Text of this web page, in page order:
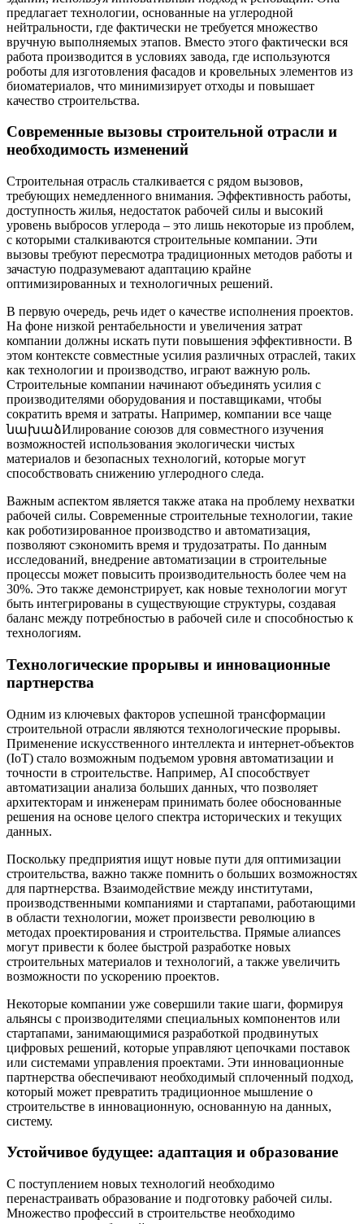
предлагает технологии, основанные на углеродной
нейтральности, где фактически не требуется множество
вручную выполняемых этапов. Вместо этого фактически вся
работа производится в условиях завода, где используются
роботы для изготовления фасадов и кровельных элементов из
биоматериалов, что минимизирует отходы и повышает
качество строительства.
Современные вызовы строительной отрасли и
необходимость изменений
Строительная отрасль сталкивается с рядом вызовов,
требующих немедленного внимания. Эффективность работы,
доступность жилья, недостаток рабочей силы и высокий
уровень выбросов углерода – это лишь некоторые из проблем,
с которыми сталкиваются строительные компании. Эти
вызовы требуют пересмотра традиционных методов работы и
зачастую подразумевают адаптацию крайне
оптимизированных и технологичных решений.
В первую очередь, речь идет о качестве исполнения проектов.
На фоне низкой рентабельности и увеличения затрат
компании должны искать пути повышения эффективности. В
этом контексте совместные усилия различных отраслей, таких
как технологии и производство, играют важную роль.
Строительные компании начинают объединять усилия с
производителями оборудования и поставщиками, чтобы
сократить время и затраты. Например, компании все чаще
նախաձИлирование союзов для совместного изучения
возможностей использования экологически чистых
материалов и безопасных технологий, которые могут
способствовать снижению углеродного следа.
Важным аспектом является также атака на проблему нехватки
рабочей силы. Современные строительные технологии, такие
как роботизированное производство и автоматизация,
позволяют сэкономить время и трудозатраты. По данным
исследований, внедрение автоматизации в строительные
процессы может повысить производительность более чем на
30%. Это также демонстрирует, как новые технологии могут
быть интегрированы в существующие структуры, создавая
баланс между потребностью в рабочей силе и способностью к
технологиям.
Технологические прорывы и инновационные
партнерства
Одним из ключевых факторов успешной трансформации
строительной отрасли являются технологические прорывы.
Применение искусственного интеллекта и интернет-объектов
(IoT) стало возможным подъемом уровня автоматизации и
точности в строительстве. Например, AI способствует
автоматизации анализа больших данных, что позволяет
архитекторам и инженерам принимать более обоснованные
решения на основе целого спектра исторических и текущих
данных.
Поскольку предприятия ищут новые пути для оптимизации
строительства, важно также помнить о больших возможностях
для партнерства. Взаимодействие между институтами,
производственными компаниями и стартапами, работающими
в области технологии, может произвести революцию в
методах проектирования и строительства. Прямые алиances
могут привести к более быстрой разработке новых
строительных материалов и технологий, а также увеличить
возможности по ускорению проектов.
Некоторые компании уже совершили такие шаги, формируя
альянсы с производителями специальных компонентов или
стартапами, занимающимися разработкой продвинутых
цифровых решений, которые управляют цепочками поставок
или системами управления проектами. Эти инновационные
партнерства обеспечивают необходимый сплоченный подход,
который может превратить традиционное мышление о
строительстве в инновационную, основанную на данных,
систему.
Устойчивое будущее: адаптация и образование
С поступлением новых технологий необходимо
перенастраивать образование и подготовку рабочей силы.
Множество профессий в строительстве необходимо